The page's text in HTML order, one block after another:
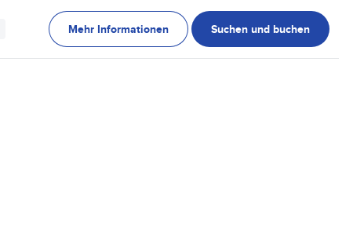
Mehr Informationen Suchen und buchen